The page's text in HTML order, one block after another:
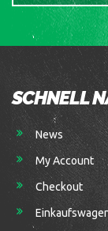
SCHNELL
News
My Account
Checkout